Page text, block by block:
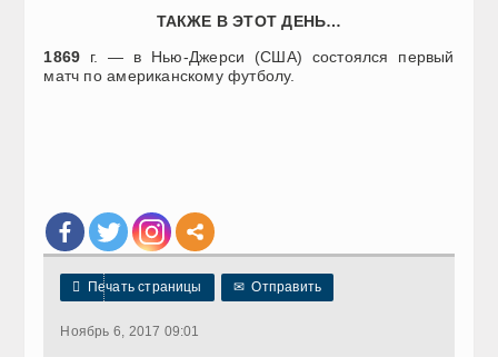
ТАКЖЕ В ЭТОТ ДЕНЬ…
1869 г. — в Нью-Джерси (США) состоялся первый
матч по американскому футболу.
 Печать страницы ✉ Отправить
Ноябрь 6, 2017 09:01